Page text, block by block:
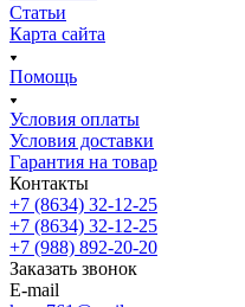
Статьи
Карта сайта
Помощь
Условия оплаты
Условия доставки
Гарантия на товар
Контакты
+7 (8634) 32-12-25
+7 (8634) 32-12-25
+7 (988) 892-20-20
Заказать звонок
E-mail